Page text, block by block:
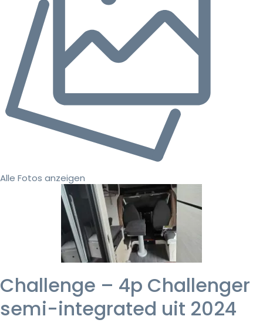
Alle Fotos anzeigen
Challenge – 4p Challenger
semi-integrated uit 2024